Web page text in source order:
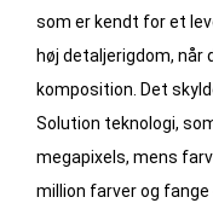
som er kendt for et
høj detaljerigdom,
komposition. Det
Solution teknologi,
megapixels, mens
million farver og